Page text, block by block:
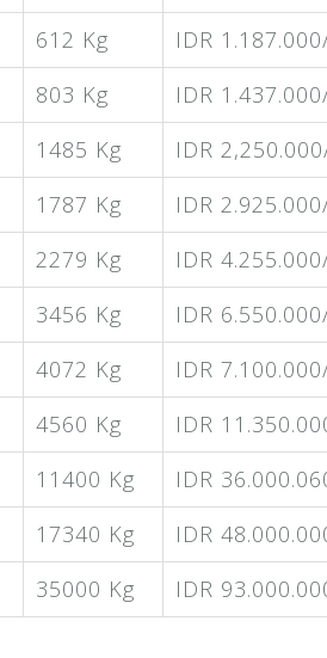
612 Kg
IDR
803 Kg
IDR
1485 Kg
IDR
1787 Kg
IDR
2279 Kg
IDR
3456 Kg
IDR
4072 Kg
IDR
4560 Kg
IDR
11400 Kg
IDR
17340 Kg
IDR
35000 Kg IDR